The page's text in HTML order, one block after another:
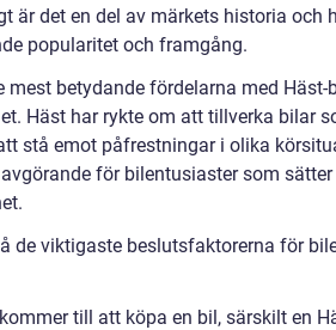
är det en del av märkets historia och
popularitet och framgång.
mest betydande fördelarna med
Häst har rykte om att tillverka bilar
stå emot påfrestningar i olika
för bilentusiaster som
de viktigaste beslutsfaktorerna för
till att köpa en bil, särskilt en